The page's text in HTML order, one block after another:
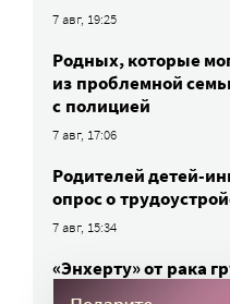
7 авг, 19:25
Родных, которые
из проблемной
с полицией
7 авг, 17:06
Родителей детей-
опрос о
7 авг, 15:34
«Энхерту» от рака
в перечень